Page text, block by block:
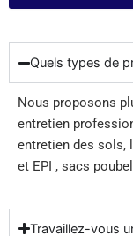
Quels types de
Nous proposons
entretien
entretien des sols,
et EPI , sacs
Travaillez-vous